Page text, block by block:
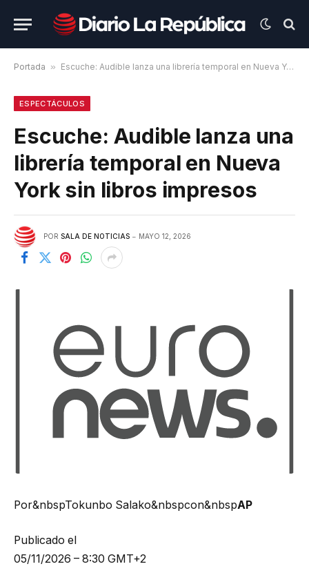
Portada » Escuche: Audible lanza una librería temporal en Nueva York sin libros impresos
ESPECTÁCULOS
Escuche: Audible lanza una
librería temporal en Nueva
York sin libros impresos
POR SALA DE NOTICIAS MAYO 12, 2026
Por&nbspTokunbo Salako&nbspcon&nbspAP
Publicado el
05/11/2026 – 8:30 GMT+2